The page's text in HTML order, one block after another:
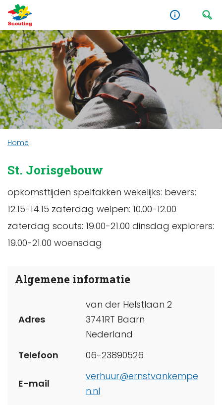
Home
St. Jorisgebouw
opkomsttijden speltakken wekelijks: bevers:
12.15-14.15 zaterdag welpen: 10.00-12.00
zaterdag scouts: 19.00-21.00 dinsdag explorers:
19.00-21.00 woensdag
Algemene informatie
Adres
van der Helstlaan 2
3741RT Baarn
Nederland
Telefoon
06-23890526
E-mail
verhuur@ernstvankempe
n.nl